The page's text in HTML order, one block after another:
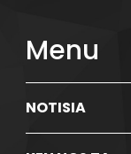
Menu
NOTISIA